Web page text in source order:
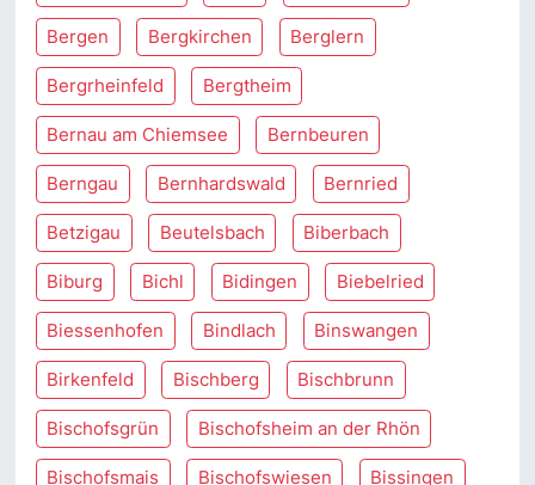
Bergen Bergkirchen Berglern
Bergrheinfeld Bergtheim
Bernau am Chiemsee Bernbeuren
Berngau Bernhardswald Bernried
Betzigau Beutelsbach Biberbach
Biburg Bichl Bidingen Biebelried
Biessenhofen Bindlach Binswangen
Birkenfeld Bischberg Bischbrunn
Bischofsgrün Bischofsheim an der Rhön
Bischofsmais Bischofswiesen Bissingen